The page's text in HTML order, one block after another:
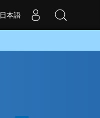
日本語